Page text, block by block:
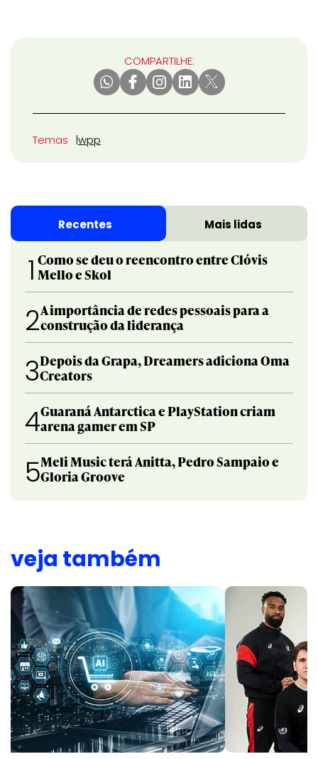
COMPARTILHE:
Temas wpp
Recentes Mais lidas
1 Como se deu o reencontro entre Clóvis
Mello e Skol
2A importância de redes pessoais para a
construção da liderança
3Depois da Grapa, Dreamers adiciona Oma
Creators
4Guaraná Antarctica e PlayStation criam
arena gamer em SP
5Meli Music terá Anitta, Pedro Sampaio e
Gloria Groove
veja também